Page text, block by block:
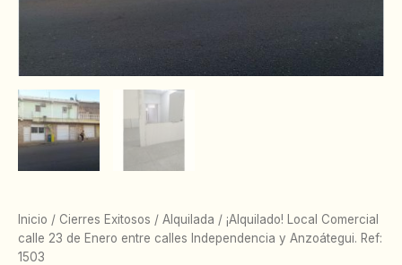
Inicio / Cierres Exitosos / Alquilada / ¡Alquilado! Local Comercial
calle 23 de Enero entre calles Independencia y Anzoátegui. Ref:
1503